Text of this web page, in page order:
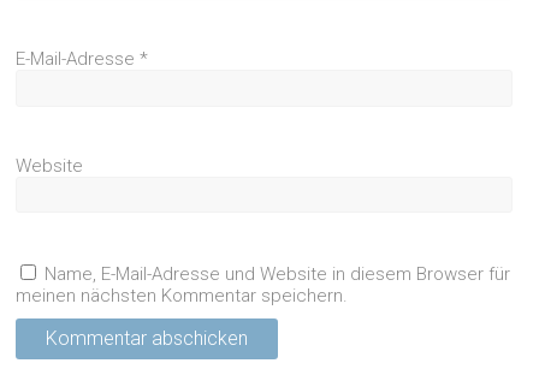
E-Mail-Adresse*
Website
Name, E-Mail-Adresse und Website in diesem Browser für
meinen nächsten Kommentar speichern.